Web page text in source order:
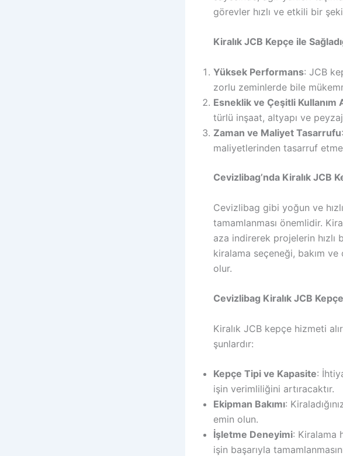
görevler hızlı ve etkili bir
Kiralık JCB Kepçe ile
Yüksek Performans: JCB
zorlu zeminlerde bile
Esneklik ve Çeşitli Kullanım
türlü inşaat, altyapı ve
Zaman ve Maliyet Tasarrufu
maliyetlerinden tasarruf
Cevizlibag’nda Kiralık JCB
Cevizlibag gibi yoğun ve
tamamlanması önemlidir.
aza indirerek projelerin hızlı
kiralama seçeneği, bakım ve
olur.
Cevizlibag Kiralık JCB
Kiralık JCB kepçe hizmeti
şunlardır:
Kepçe Tipi ve Kapasite:
işin verimliliğini artıracaktır.
Ekipman Bakımı:
emin olun.
İşletme Deneyimi: Kiralama
işin başarıyla